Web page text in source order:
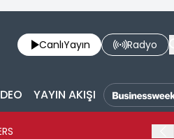
CanlıYayın Radyo
YAYIN AKIŞI